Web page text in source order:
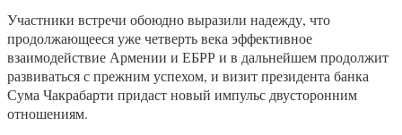
Участники встречи обоюдно выразили надежду, что
продолжающееся уже четверть века эффективное
взаимодействие Армении и ЕБРР и в дальнейшем продолжит
развиваться с прежним успехом, и визит президента банка
Сума Чакрабарти придаст новый импульс двусторонним
отношениям.